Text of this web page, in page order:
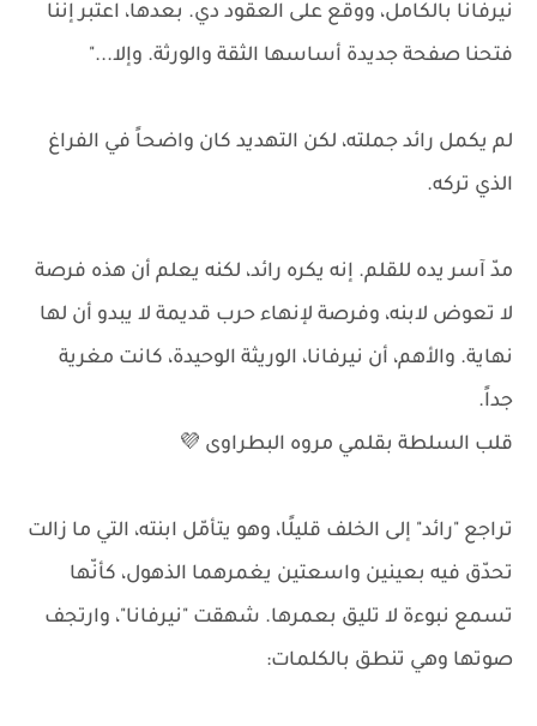
نيرفانا بالكامل، ووقع على العقود دي. بعدها، اعتبر إننا
فتحنا صفحة جديدة أساسها الثقة والورثة. وإلا..."
لم يكمل رائد جملته، لكن التهديد كان واضحاً في الفراغ
الذي تركه.
مدّ آسر يده للقلم. إنه يكره رائد، لكنه يعلم أن هذه فرصة
لا تعوض لابنه، وفرصة لإنهاء حرب قديمة لا يبدو أن لها
نهاية. والأهم، أن نيرفانا، الوريثة الوحيدة، كانت مغرية
جداً.
قلب السلطة بقلمي مروه البطراوى 💜
تراجع "رائد" إلى الخلف قليلًا، وهو يتأمّل ابنته، التي ما زالت
تحدّق فيه بعينين واسعتين يغمرهما الذهول، كأنّها
تسمع نبوءة لا تليق بعمرها. شهقت "نيرفانا"، وارتجف
صوتها وهي تنطق بالكلمات: